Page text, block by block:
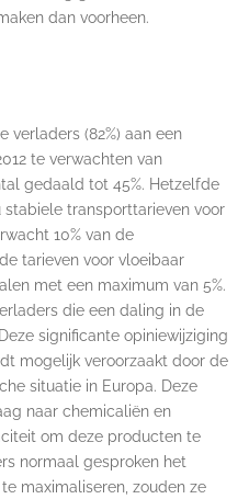
dan voorheen.
verladers (82%) aan een
te verwachten van
gedaald tot 45%. Hetzelfde
transporttarieven voor
10% van de
tarieven voor vloeibaar
met een maximum van 5%.
die een daling in de
significante opiniewijziging
mogelijk veroorzaakt door de
situatie in Europa. Deze
naar chemicaliën en
om deze producten te
normaal gesproken het
maximaliseren, zouden ze